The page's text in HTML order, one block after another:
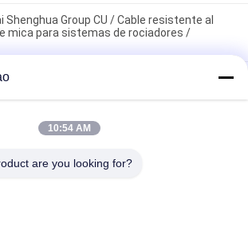
Shenghua Group CU / Cable resistente al
mica para sistemas de rociadores /
grupo Shenghua NYY NYCY Cables
al fuego para edificios / cables de
Cable de energía eléctrica FRC 4 núcleo
10:54 AM
are you looking for?